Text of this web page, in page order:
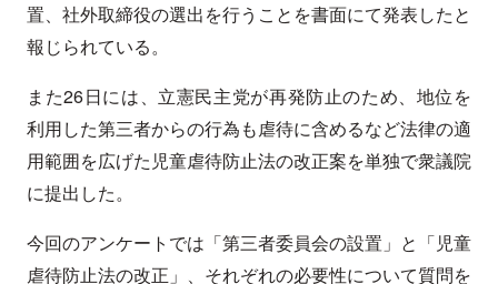
置、社外取締役の選出を行うことを書面にて発表したと
報じられている。
また26日には、立憲民主党が再発防止のため、地位を
利用した第三者からの行為も虐待に含めるなど法律の適
用範囲を広げた児童虐待防止法の改正案を単独で衆議院
に提出した。
今回のアンケートでは「第三者委員会の設置」と「児童
虐待防止法の改正」、それぞれの必要性について質問を